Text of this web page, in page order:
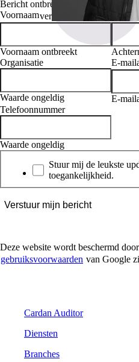
Bericht ontbreekt
Voornaamvereist
Voornaam ontbreekt
Organisatie
Waarde ongeldig
E-
E-
Telefoonnummer
Waarde ongeldig
Nieuwsbrief
Stuur mij de leukste
toegankelijkheid.
Verstuur mijn bericht
Deze website wordt beschermd
gebruiksvoorwaarden van Google
Cardan Auditor
Diensten
Branches